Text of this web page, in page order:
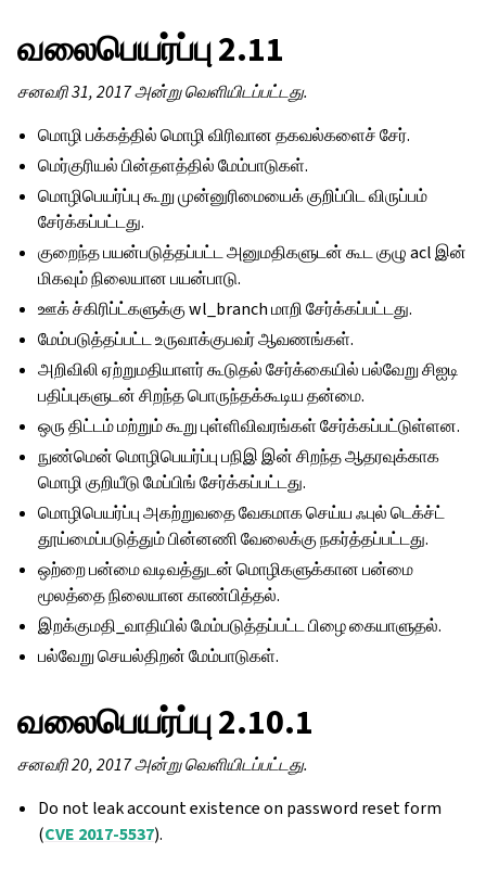
வலைபெயர்ப்பு 2.11
சனவரி 31, 2017 அன்று வெளியிடப்பட்டது.
மொழி பக்கத்தில் மொழி விரிவான தகவல்களைச் சேர்.
மெர்குரியல் பின்தளத்தில் மேம்பாடுகள்.
மொழிபெயர்ப்பு கூறு முன்னுரிமையைக் குறிப்பிட விருப்பம்
சேர்க்கப்பட்டது.
குறைந்த பயன்படுத்தப்பட்ட அனுமதிகளுடன் கூட குழு acl இன்
மிகவும் நிலையான பயன்பாடு.
ஊக் ச்கிரிப்ட்களுக்கு wl_branch மாறி சேர்க்கப்பட்டது.
மேம்படுத்தப்பட்ட உருவாக்குபவர் ஆவணங்கள்.
அறிவிலி ஏற்றுமதியாளர் கூடுதல் சேர்க்கையில் பல்வேறு சிஐடி
பதிப்புகளுடன் சிறந்த பொருந்தக்கூடிய தன்மை.
ஒரு திட்டம் மற்றும் கூறு புள்ளிவிவரங்கள் சேர்க்கப்பட்டுள்ளன.
நுண்மென் மொழிபெயர்ப்பு பநிஇ இன் சிறந்த ஆதரவுக்காக
மொழி குறியீடு மேப்பிங் சேர்க்கப்பட்டது.
மொழிபெயர்ப்பு அகற்றுவதை வேகமாக செய்ய ஃபுல் டெக்ச்ட்
தூய்மைப்படுத்தும் பின்னணி வேலைக்கு நகர்த்தப்பட்டது.
ஒற்றை பன்மை வடிவத்துடன் மொழிகளுக்கான பன்மை
மூலத்தை நிலையான காண்பித்தல்.
இறக்குமதி_வாதியில் மேம்படுத்தப்பட்ட பிழை கையாளுதல்.
பல்வேறு செயல்திறன் மேம்பாடுகள்.
வலைபெயர்ப்பு 2.10.1
சனவரி 20, 2017 அன்று வெளியிடப்பட்டது.
Do not leak account existence on password reset form
(CVE 2017-5537).